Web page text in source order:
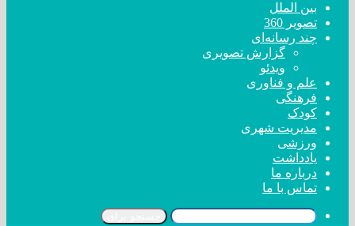
بین الملل
تصویر 360
چند رسانه‌ای
گزارش تصویری
ویدئو
علم و فناوری
فرهنگی
کودک
مدیریت شهری
ورزشی
یادداشت
درباره ما
تماس با ما